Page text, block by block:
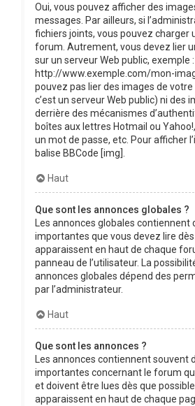
Oui, vous pouvez afficher des
messages. Par ailleurs, si
fichiers joints, vous pouvez charger
forum. Autrement, vous devez lier
sur un serveur Web public, exemple :
http://www.exemple.com/mon-
pouvez pas lier des images de
c’est un serveur Web public) ni des
derrière des mécanismes
boîtes aux lettres Hotmail ou
un mot de passe, etc. Pour afficher
balise BBCode [img].
Haut
Que sont les annonces globales ?
Les annonces globales
importantes que vous devez lire dès
apparaissent en haut de chaque
panneau de l’utilisateur. La
annonces globales dépend des
par l’administrateur.
Haut
Que sont les annonces ?
Les annonces contiennent souvent
importantes concernant le forum
et doivent être lues dès que
apparaissent en haut de chaque